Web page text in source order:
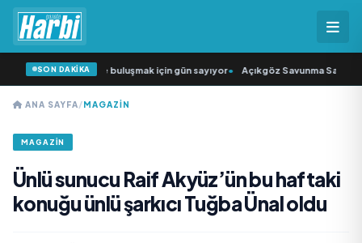
SON DAKİKA
seyircisiyle buluşmak için gün sayıyor• Açıkgöz Savunma Sanayi
ANA SAYFA/MAGAZİN
MAGAZİN
Ünlü sunucu Raif Akyüz’ün bu haftaki
konuğu ünlü şarkıcı Tuğba Ünal oldu